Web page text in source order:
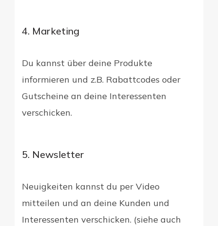
4. Marketing
Du kannst über deine Produkte
informieren und z.B. Rabattcodes oder
Gutscheine an deine Interessenten
verschicken.
5. Newsletter
Neuigkeiten kannst du per Video
mitteilen und an deine Kunden und
Interessenten verschicken. (siehe auch